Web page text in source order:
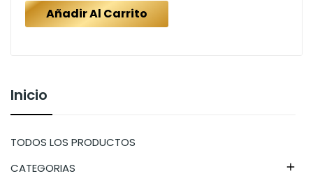
Inicio
TODOS LOS PRODUCTOS
CATEGORIAS

Añadir Al Carrito